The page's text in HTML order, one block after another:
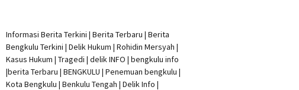
Informasi Berita Terkini |Berita Terbaru |Berita
Bengkulu Terkini |Delik Hukum |Rohidin Mersyah |
Kasus Hukum |Tragedi | delik INFO |bengkulu info
|berita Terbaru | BENGKULU |Penemuan bengkulu |
Kota Bengkulu | Benkulu Tengah |Delik Info |